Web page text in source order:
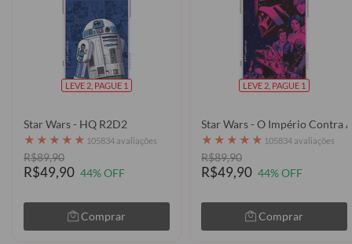
LEVE 2, PAGUE 1
Star Wars - HQ R2D2
★ ★ ★ ★ ★ 105834 avaliações
R$89,90
R$49,90 44% OFF
Comprar
LEVE 2, PAGUE 1
Star Wars - O Império Contra
★ ★ ★ ★ ★ 105834 avaliações
R$89,90
R$49,90 44% OFF
Comprar